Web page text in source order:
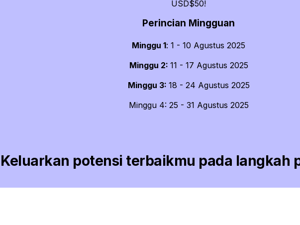
USD$50!
Perincian Mingguan
Minggu 1: 1 - 10 Agustus 2025
Minggu 2: 11 - 17 Agustus 2025
Minggu 3: 18 - 24 Agustus 2025
Minggu 4: 25 - 31 Agustus 2025
Keluarkan potensi terbaikmu pada langkah